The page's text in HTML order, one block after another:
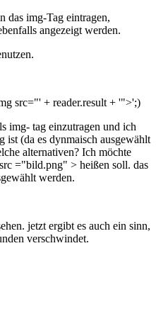
das img-Tag eintragen,
angezeigt werden.
src="' + reader.result + '">';)
img- tag einzutragen und ich
ist (da es dynmaisch ausgewählt
alternativen? Ich möchte
="bild.png" > heißen soll. das
werden.
jetzt ergibt es auch ein sinn,
verschwindet.